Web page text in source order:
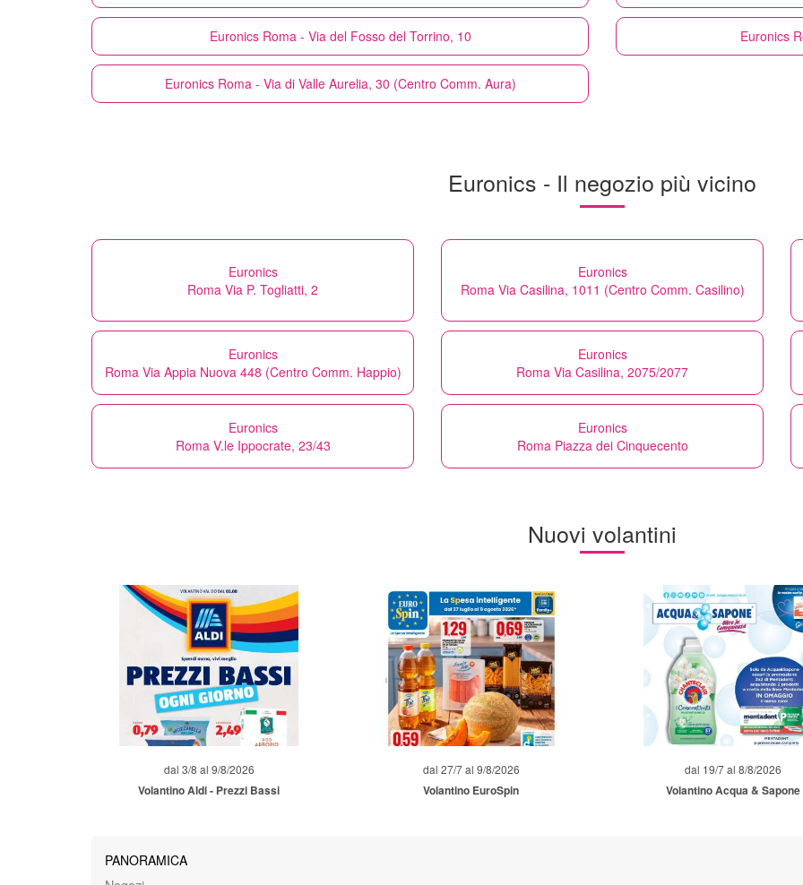
Euronics Roma - Via del Fosso del Torrino, 10 Euronics
Euronics Roma - Via di Valle Aurelia, 30 (Centro Comm. Aura)
Euronics - Il negozio più vicino
Euronics
Roma Via P. Togliatti, 2
Euronics
Roma Via Casilina, 1011 (Centro Comm. Casilino)
Euronics
Roma Via Appia Nuova 448 (Centro Comm. Happio)
Euronics
Roma Via Casilina, 2075/2077
Euronics
Roma V.le Ippocrate, 23/43
Euronics
Roma Piazza dei Cinquecento
Nuovi volantini
dal 3/8 al 9/8/2026
Volantino Aldi - Prezzi Bassi
dal 27/7 al 9/8/2026
Volantino EuroSpin
dal 19/7 al 8/8/2026
Volantino Acqua & Sapone
PANORAMICA